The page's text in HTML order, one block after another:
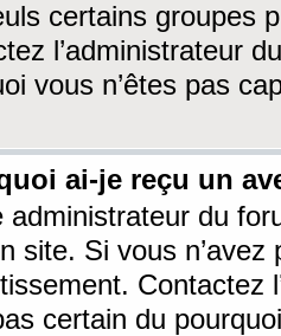
certains groupes
l’administrateur
vous n’êtes pas
ai-je reçu un
administrateur du
site. Si vous
Contactez
certain du